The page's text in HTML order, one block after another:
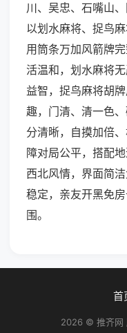
川、吴忠、石嘴山
以划水麻将、捉鸟
用筒条万加风箭牌
活温和，划水麻将
益智，捉鸟麻将胡
趣，门清、清一色
分清晰，自摸加倍
障对局公平，搭配
西北风情，界面简
稳定，亲友开黑免
围。
首
2026 © 推齐网